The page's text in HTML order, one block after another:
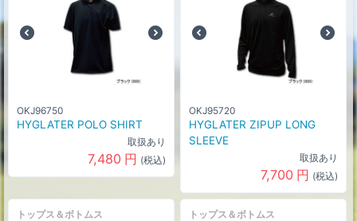
OKJ96750
HYGLATER POLO SHIRT
取扱あり
7,480 円 (税込)
OKJ95720
HYGLATER ZIPUP LONG
SLEEVE
取扱あり
7,700 円 (税込)
トップス＆ボトムス トップス＆ボトムス